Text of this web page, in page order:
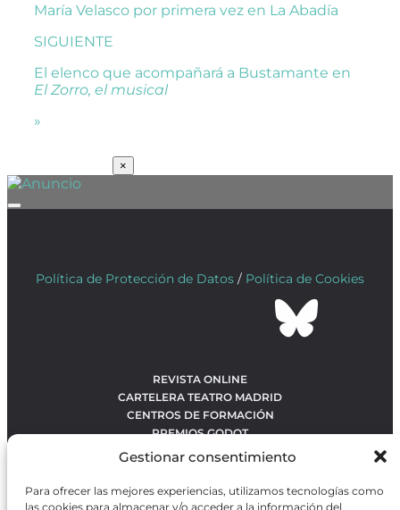
Gestionar consentimiento
Para ofrecer las mejores experiencias, utilizamos tecnologías como
las cookies para almacenar y/o acceder a la información del
María Velasco por primera vez en La Abadía
SIGUIENTE
El elenco que acompañará a Bustamante en
El Zorro, el musical
»
×
Política de Protección de Datos / Política de Cookies
REVISTA ONLINE
CARTELERA TEATRO MADRID
CENTROS DE FORMACIÓN
PREMIOS GODOT
CONTACTO
OBRAS MÁS VOTADAS